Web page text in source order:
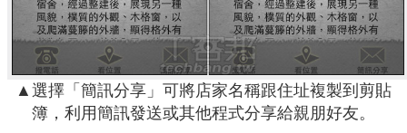
▲選擇「簡訊分享」可將店家名稱跟住址複製到剪貼
簿，利用簡訊發送或其他程式分享給親朋好友。